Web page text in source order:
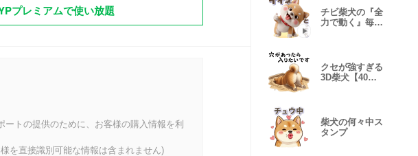
プレミアムで使い放題
トの提供のために、お客様の購入情報を利
を直接識別可能な情報は含まれません)
チビ柴犬の『全
力で動く』毎日
クセが強すぎる
3D柴犬【40
柴犬の何々中ス
タンプ